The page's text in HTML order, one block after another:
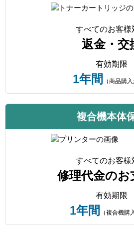
すべてのお客様
返金・交
有効期限
1年間 （商品購入
複合機本体
すべてのお客様
修理代金のお
有効期限
1年間 （複合機購